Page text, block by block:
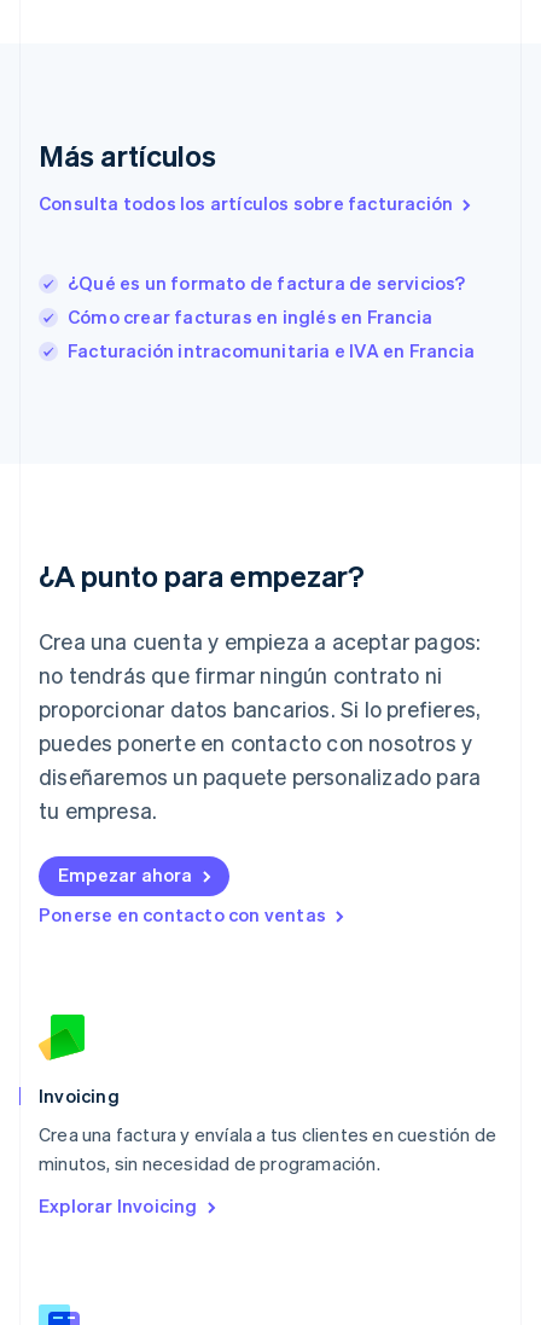
Más artículos
Consulta todos los artículos sobre facturación
¿Qué es un formato de factura de servicios?
Cómo crear facturas en inglés en Francia
Facturación intracomunitaria e IVA en Francia
¿A punto para empezar?
Crea una cuenta y empieza a aceptar pagos:
no tendrás que firmar ningún contrato ni
proporcionar datos bancarios. Si lo prefieres,
puedes ponerte en contacto con nosotros y
diseñaremos un paquete personalizado para
tu empresa.
Empezar ahora
Ponerse en contacto con ventas
Invoicing
Crea una factura y envíala a tus clientes en cuestión de
minutos, sin necesidad de programación.
Explorar Invoicing
España
Estados Unidos
English
Finlandia
English Svenska
Francia
English
Irlanda
Italia
ItalianoEnglish
Japón
日本語
Letonia
English
DeutschEnglish
English
Luxemburgo
FrançaisDeutschEnglish
English
México
Noruega
English
Nueva Zelanda
English
NederlandsEnglish
Português